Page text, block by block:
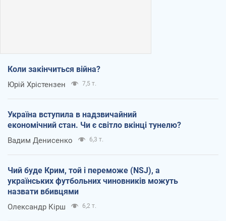
Коли закінчиться війна?
Юрій Хрістензен 7,5 т.
Україна вступила в надзвичайний
економічний стан. Чи є світло вкінці тунелю?
Вадим Денисенко 6,3 т.
Чий буде Крим, той і переможе (NSJ), а
українських футбольних чиновників можуть
назвати вбивцями
Олександр Кірш 6,2 т.